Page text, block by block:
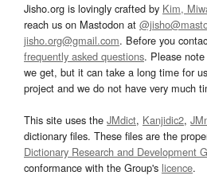
Jisho.org is lovingly crafted by Kim,
reach us on Mastodon at
jisho.org@gmail.com. Before you
frequently asked questions. Please
we get, but it can take a long time for
project and we do not have very much
This site uses the JMdict, Kanjidic2,
dictionary files. These files are the
Dictionary Research and Development
conformance with the Group's licence.